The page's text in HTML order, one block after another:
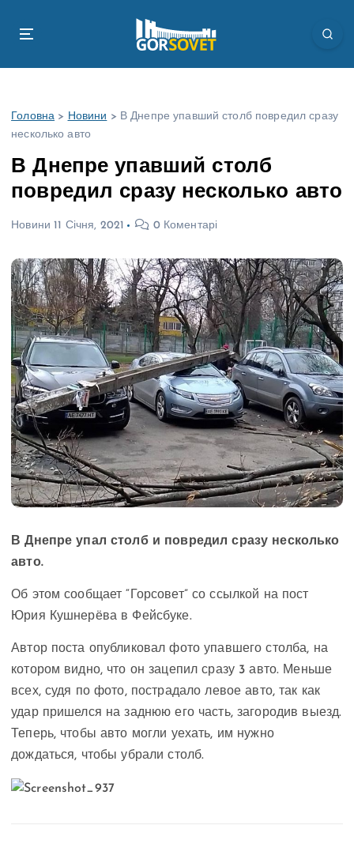
Головна > Новини > В Днепре упавший столб повредил сразу
несколько авто
В Днепре упавший столб
повредил сразу несколько авто
Новини 11 Січня, 2021 0 Коментарі
В Днепре упал столб и повредил сразу несколько
авто.
Об этом сообщает “Горсовет” со ссылкой на пост
Юрия Кушнерёва в Фейсбуке.
Автор поста опубликовал фото упавшего столба, на
котором видно, что он зацепил сразу 3 авто. Меньше
всех, судя по фото, пострадало левое авто, так как
удар пришелся на заднюю его часть, загородив выезд.
Теперь, чтобы авто могли уехать, им нужно
дождаться, чтобы убрали столб.